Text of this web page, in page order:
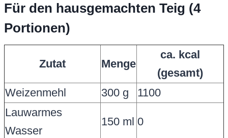
Für den hausgemachten Teig (4
Portionen)
Zutat Menge
ca. kcal
(gesamt)
Weizenmehl
300 g
1100
Lauwarmes
Wasser
150 ml 0